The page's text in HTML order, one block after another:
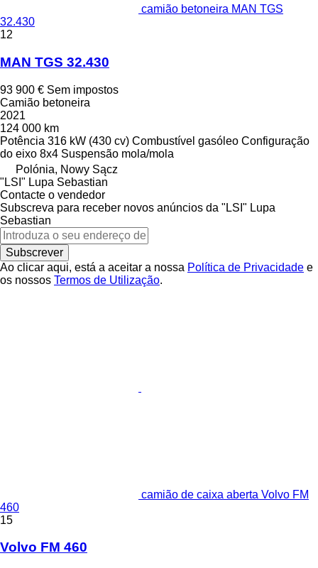
camião betoneira MAN TGS
32.430
12
MAN TGS 32.430
93 900 € Sem impostos
Camião betoneira
2021
124 000 km
Potência 316 kW (430 cv) Combustível gasóleo Configuração
do eixo 8x4 Suspensão mola/mola
Polónia, Nowy Sącz
"LSI" Lupa Sebastian
Contacte o vendedor
Subscreva para receber novos anúncios da "LSI" Lupa
Sebastian
Subscrever
Ao clicar aqui, está a aceitar a nossa Política de Privacidade e
os nossos Termos de Utilização.
camião de caixa aberta Volvo FM
460
15
Volvo FM 460